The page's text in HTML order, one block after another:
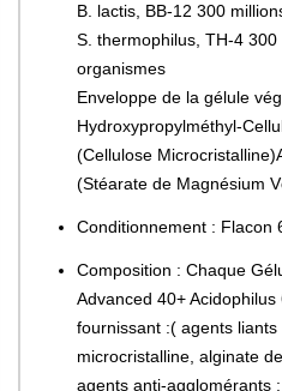
B. lactis, BB-12 300
S. thermophilus, TH-4
organismes
Enveloppe de la gélule
Hydroxypropylméthyl-
(Cellulose
(Stéarate de Magnésium
Conditionnement : Flacon
Composition : Chaque
Advanced 40+ Acidophilus
fournissant :( agents
microcristalline, alginate
agents anti-agglomérants